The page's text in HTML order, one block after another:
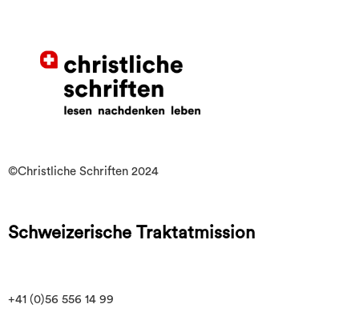
©Christliche Schriften 2024
Schweizerische Traktatmission
+41 (0)56 556 14 99